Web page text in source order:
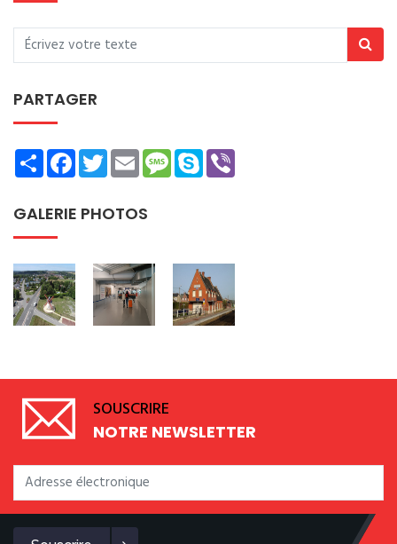
PARTAGER
ShareFacebookTwitterEmailMessage
Skype
GALERIE PHOTOS
SOUSCRIRE
NOTRE NEWSLETTER